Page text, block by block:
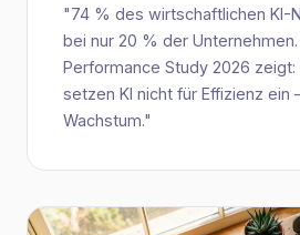
"74 % des wirtschaftlichen KI-
bei nur 20 % der Unternehmen.
Performance Study 2026 zeigt:
setzen KI nicht für Effizienz
Wachstum."